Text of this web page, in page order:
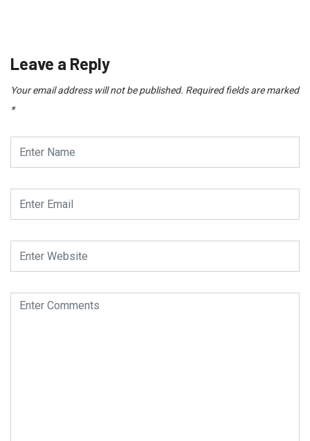
Leave a Reply
Your email address will not be published. Required fields are marked
*